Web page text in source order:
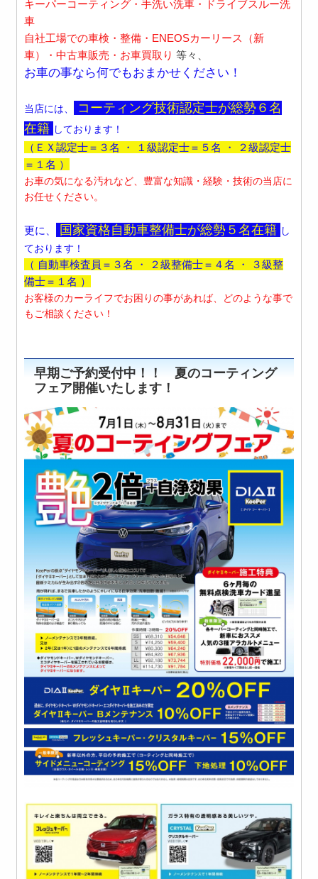
キーパーコーティング・手洗い洗車・ドライブスルー洗
車
自社工場での車検・整備・ENEOSカーリース（新
車）・中古車販売・お車買取り 等々、
お車の事なら何でもおまかせください！
当店には、 コーティング技術認定士が総勢６名
在籍 しております！
（ＥＸ認定士＝３名 ・
１級認定士＝５名 ・ ２級認定士
＝１名 ）
お車の気になる汚れなど、豊富な知識・経験・技術の当店に
お任せください。
更に、 国家資格自動車整備士が総勢５名在籍 し
ております！
（ 自動車検査員＝３名 ・ ２級整備士＝４名 ・ ３級整
備士＝１名 ）
お客様のカーライフでお困りの事があれば、どのような事で
もご相談ください！
早期ご予約受付中！！ 夏のコーティング
フェア開催いたします！